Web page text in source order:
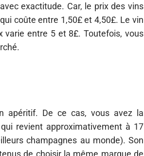
exactitude. Car, le prix des vins
coûte entre 1,50£ et 4,50£. Le vin
varie entre 5 et 8£. Toutefois, vous
apéritif. De ce cas, vous avez la
revient approximativement à 17
champagnes au monde). Son
de choisir la même marque de